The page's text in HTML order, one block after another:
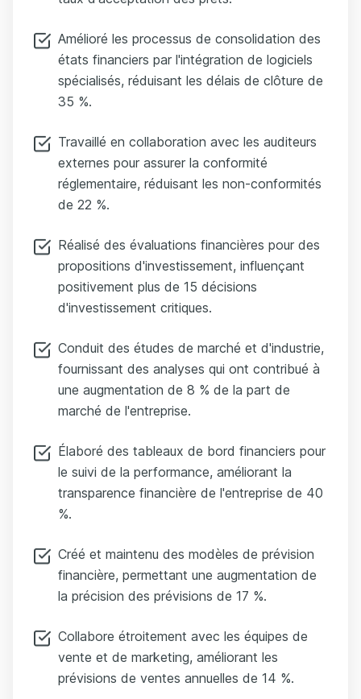
Amélioré les processus de consolidation des
états financiers par l'intégration de logiciels
spécialisés, réduisant les délais de clôture de
35 %.
Travaillé en collaboration avec les auditeurs
externes pour assurer la conformité
réglementaire, réduisant les non-conformités
de 22 %.
Réalisé des évaluations financières pour des
propositions d'investissement, influençant
positivement plus de 15 décisions
d'investissement critiques.
Conduit des études de marché et d'industrie,
fournissant des analyses qui ont contribué à
une augmentation de 8 % de la part de
marché de l'entreprise.
Élaboré des tableaux de bord financiers pour
le suivi de la performance, améliorant la
transparence financière de l'entreprise de 40
%.
Créé et maintenu des modèles de prévision
financière, permettant une augmentation de
la précision des prévisions de 17 %.
Collabore étroitement avec les équipes de
vente et de marketing, améliorant les
prévisions de ventes annuelles de 14 %.